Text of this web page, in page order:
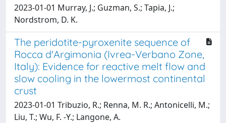
2023-01-01 Murray, J.; Guzman, S.; Tapia, J.;
Nordstrom, D. K.
The peridotite-pyroxenite sequence of
Rocca d'Argimonia (Ivrea-Verbano Zone,
Italy): Evidence for reactive melt flow and
slow cooling in the lowermost continental
crust
2023-01-01 Tribuzio, R.; Renna, M. R.; Antonicelli, M.;
Liu, T.; Wu, F. -Y.; Langone, A.